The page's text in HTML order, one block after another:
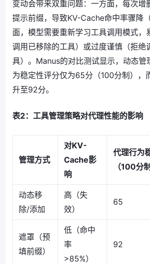
变动会带来双重问题：一方面，每次增
提示前缀，导致KV-Cache命中率骤降
面，模型需要重新学习工具调用模式，
调用已移除的工具）或过度谨慎（拒绝
具）。Manus的对比测试显示，动态管
为稳定性评分仅为65分（100分制），
升至92分。
表2：工具管理策略对代理性能的影响
管理方式
对KV-
Cache影
响
代理行为
（100分制
动态移
除/添加
高（失
效）
65
遮罩（预
填前缀）
低（命中
率
>85%）
92